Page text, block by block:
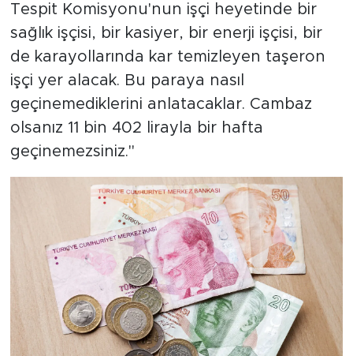
Tespit Komisyonu'nun işçi heyetinde bir
sağlık işçisi, bir kasiyer, bir enerji işçisi, bir
de karayollarında kar temizleyen taşeron
işçi yer alacak. Bu paraya nasıl
geçinemediklerini anlatacaklar. Cambaz
olsanız 11 bin 402 lirayla bir hafta
geçinemezsiniz."